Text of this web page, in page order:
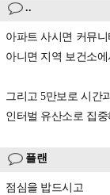
..
아파트 사시면 커뮤
아니면 지역 보건소
그리고 5만보로 시간
인터벌 유산소로 집
플랜
점심을 밥드시고